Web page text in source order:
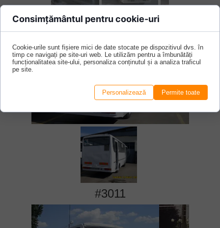
#3011
#3010 (casat)
Consimțământul pentru cookie-uri
Cookie-urile sunt fișiere mici de date stocate pe dispozitivul dvs. în
timp ce navigați pe site-uri web. Le utilizăm pentru a îmbunătăți
funcționalitatea site-ului, personaliza conținutul și a analiza traficul
pe site.
Personalizează Permite toate